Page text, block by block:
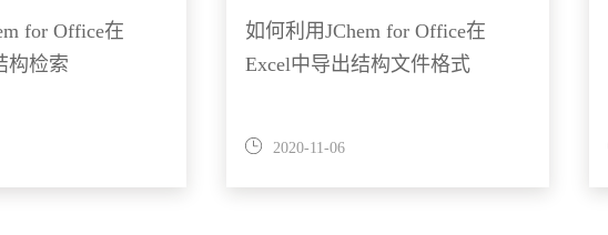
for Office在
构检索
如何利用JChem for Office在
Excel中导出结构文件格式
2020-11-06